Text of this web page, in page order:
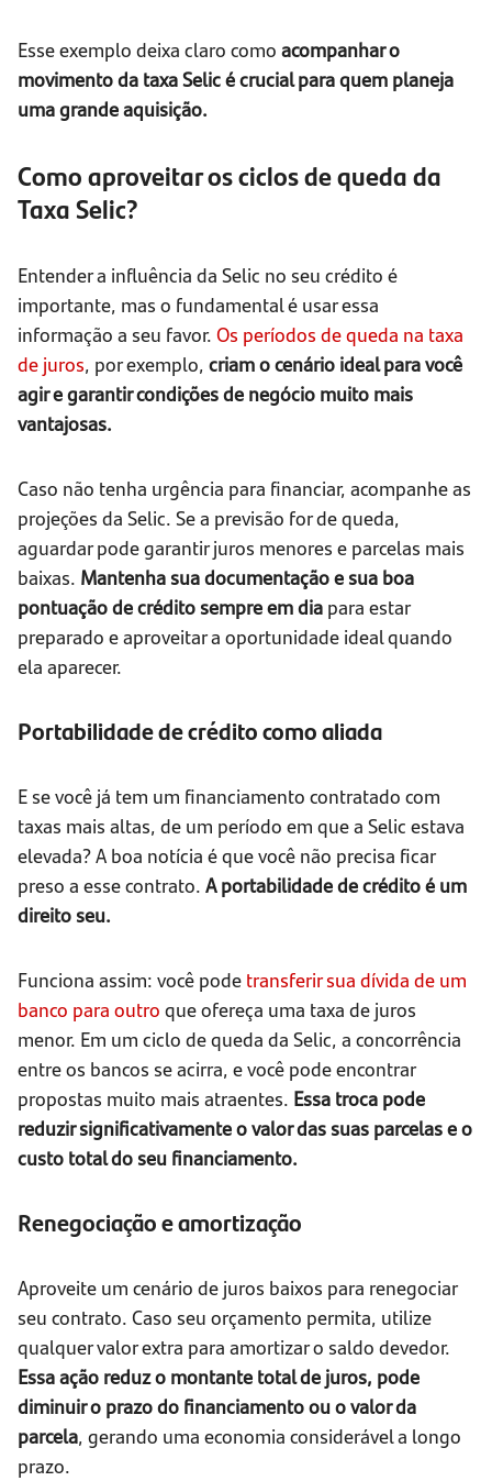
Esse exemplo deixa claro como acompanhar o
movimento da taxa Selic é crucial para quem planeja
uma grande aquisição.
Como aproveitar os ciclos de queda da
Taxa Selic?
Entender a influência da Selic no seu crédito é
importante, mas o fundamental é usar essa
informação a seu favor. Os períodos de queda na taxa
de juros, por exemplo, criam o cenário ideal para você
agir e garantir condições de negócio muito mais
vantajosas.
Caso não tenha urgência para financiar, acompanhe as
projeções da Selic. Se a previsão for de queda,
aguardar pode garantir juros menores e parcelas mais
baixas. Mantenha sua documentação e sua boa
pontuação de crédito sempre em dia para estar
preparado e aproveitar a oportunidade ideal quando
ela aparecer.
Portabilidade de crédito como aliada
E se você já tem um financiamento contratado com
taxas mais altas, de um período em que a Selic estava
elevada? A boa notícia é que você não precisa ficar
preso a esse contrato. A portabilidade de crédito é um
direito seu.
Funciona assim: você pode transferir sua dívida de um
banco para outro que ofereça uma taxa de juros
menor. Em um ciclo de queda da Selic, a concorrência
entre os bancos se acirra, e você pode encontrar
propostas muito mais atraentes. Essa troca pode
reduzir significativamente o valor das suas parcelas e o
custo total do seu financiamento.
Renegociação e amortização
Aproveite um cenário de juros baixos para renegociar
seu contrato. Caso seu orçamento permita, utilize
qualquer valor extra para amortizar o saldo devedor.
Essa ação reduz o montante total de juros, pode
diminuir o prazo do financiamento ou o valor da
parcela, gerando uma economia considerável a longo
prazo.